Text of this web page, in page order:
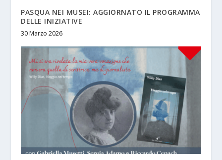
PASQUA NEI MUSEI: AGGIORNATO IL PROGRAMMA
DELLE INIZIATIVE
30 Marzo 2026